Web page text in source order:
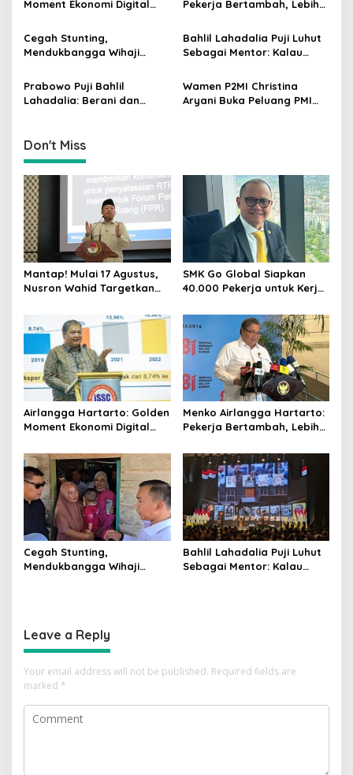
a
t
i
o
n
Moment Ekonomi Digital
Pekerja Bertambah, Lebih
Cegah Stunting,
Mendukbangga Wihaji
Bantu Rumah Layak Huni
Bahlil Lahadalia Puji Luhut
Sebagai Mentor: Kalau
Ajaran Beliau
Prabowo Puji Bahlil
Lahadalia: Berani dan
Wamen P2MI Christina
Aryani Buka Peluang PMI
Don't Miss
Mantap! Mulai 17 Agustus,
Nusron Wahid Targetkan
SMK Go Global Siapkan
40.000 Pekerja untuk Kerja
Agustus
Airlangga Hartarto: Golden
Moment Ekonomi Digital
Menko Airlangga Hartarto:
Pekerja Bertambah, Lebih
Cegah Stunting,
Mendukbangga Wihaji
Bahlil Lahadalia Puji Luhut
Sebagai Mentor: Kalau
Leave a Reply
Your email address will not be published. Required fields are
marked *